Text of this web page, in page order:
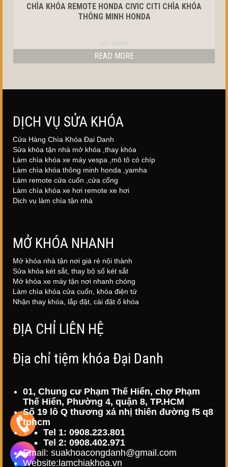
CHÌA KHÓA REMOTE HONDA CIVIC CITI CHÌA KHÓA
THÔNG MINH HONDA
NOT RATED
READ MORE
DỊCH VỤ SỬA KHÓA
Cửa Hàng Chìa Khóa Đại Danh
Sửa khóa tận nhà mở khóa ,thay khóa
Làm chìa khóa xe máy vespa ,mô tô có chíp
Làm chìa khóa thông minh honda ,yamha
Làm remote cửa cuốn ,cửa cổng
Làm chìa khóa xe hơi remote xe hơi
Dịch vụ làm chìa tận nhà
MỞ KHÓA NHANH
Mở khóa nhà tận nơi giá rẻ nội thành
Sửa khóa két sắt, thay bộ số két sắt
Mở khóa xe máy tận nơi nhanh chóng
Làm chìa khóa cửa cuốn, khóa điện tử
Nhận thay khóa, lắp đặt, cài đặt ổ khóa
ĐỊA CHỈ LIÊN HỆ
Địa chỉ tiệm khóa Đại Danh
01, Chung cư Phạm Thế Hiển, chợ Phạm
Thế Hiển, Phường 4, quận 8, TP.HCM
Số 19 lô Q thương xá nhị thiên đường f5 q8
tphcm
Tel 1: 0908.223.801
Tel 2: 0908.402.971
Email: suakhoacongdanh@gmail.com
Website:lamchiakhoa.vn